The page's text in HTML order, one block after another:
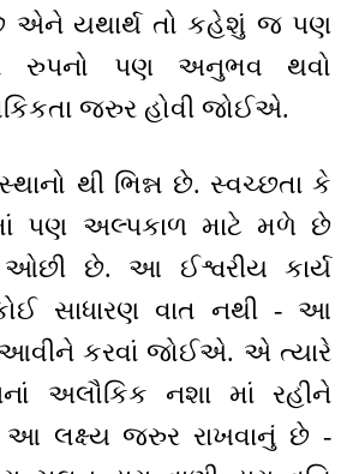
એને યથાર્થ તો કહેશું જ પણ
રુપનો પણ અનુભવ થવો
જરુર હોવી જોઈએ.
થી ભિન્ન છે. સ્વચ્છતા કે
પણ અલ્પકાળ માટે મળે છે
ઓછી છે. આ ઈશ્વરીય કાર્ય
સાધારણ વાત નથી - આ
કરવાં જોઈએ. એ ત્યારે
અલૌકિક નશા માં રહીને
આ લક્ષ્ય જરુર રાખવાનું છે -